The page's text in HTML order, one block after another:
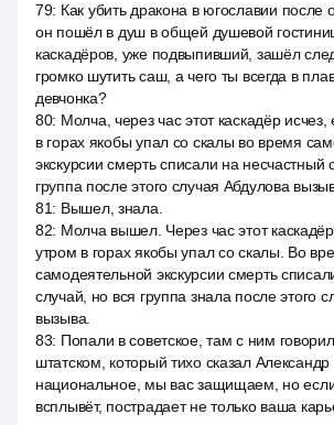
79: Как убить дракона в югославии после
он пошёл в душ в общей душевой
каскадёров, уже подвыпивший, зашёл
громко шутить саш, а чего ты всегда в
девчонка?
80: Молча, через час этот каскадёр
в горах якобы упал со скалы во время
экскурсии смерть списали на несчастный
группа после этого случая Абдулова
81: Вышел, знала.
82: Молча вышел. Через час этот
утром в горах якобы упал со скалы. Во
самодеятельной экскурсии смерть
случай, но вся группа знала после этого
вызыва.
83: Попали в советское, там с ним
штатском, который тихо сказал
национальное, мы вас защищаем, но
всплывёт, пострадает не только ваша